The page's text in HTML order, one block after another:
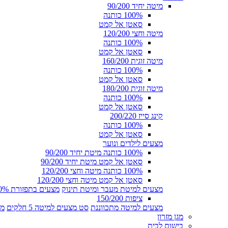
מיטה יחיד 90/200
100% כותנה
סאטן אל קמט
מיטה וחצי 120/200
100% כותנה
סאטן אל קמט
מיטה זוגית 160/200
100% כותנה
סאטן אל קמט
מיטה זוגית 180/200
100% כותנה
סאטן אל קמט
קינג סייז 200/220
100% כותנה
סאטן אל קמט
מצעים לילדים ונוער
100% כותנה מיטת יחיד 90/200
סאטן אל קמט מיטת יחיד 90/200
100% כותנה מיטה וחצי 120/200
סאטן אל קמט מיטה וחצי 120/200
מצעים למיטת מעבר ומיטת תינוק מצעים בתפזורת 100% כותנה
ציפות 150/200
מצעים למיטה מתכווננת סט מצעים למיטה 5 חלקים
מגן מזרון
בישום לבית